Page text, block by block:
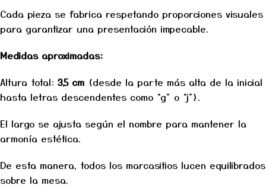
Cada pieza se fabrica respetando proporciones visuales
para garantizar una presentación impecable.
Medidas aproximadas:
Altura total: 3,5 cm (desde la parte más alta de la inicial
hasta letras descendentes como “g” o “j”).
El largo se ajusta según el nombre para mantener la
armonía estética.
De esta manera, todos los marcasitios lucen equilibrados
sobre la mesa.